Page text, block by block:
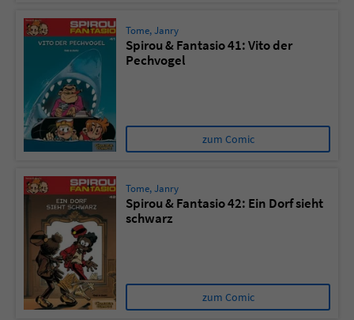
Tome,Janry
Spirou & Fantasio 41: Vito der
Pechvogel
zum Comic
Tome,Janry
Spirou & Fantasio 42: Ein Dorf sieht
schwarz
zum Comic